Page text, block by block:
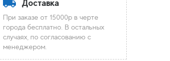
Доставка
При заказе от 15000р в черте
города бесплатно. В остальных
случаях, по согласованию с
менеджером.